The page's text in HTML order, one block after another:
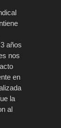
años
nos
en
la
al